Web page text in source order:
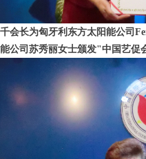
会长为匈牙利东方太阳能公司
丽女士颁发"中国艺促会驻